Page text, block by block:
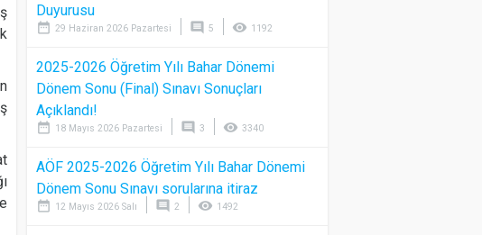
Duyurusu
date_range 29 Haziran 2026 Pazartesi comment 5 visibility 1192
2025-2026 Öğretim Yılı Bahar Dönemi
Dönem Sonu (Final) Sınavı Sonuçları
Açıklandı!
date_range 18 Mayıs 2026 Pazartesi comment 3 visibility 3340
AÖF 2025-2026 Öğretim Yılı Bahar Dönemi
Dönem Sonu Sınavı sorularına itiraz
date_range 12 Mayıs 2026 Salı comment 2 visibility 1492